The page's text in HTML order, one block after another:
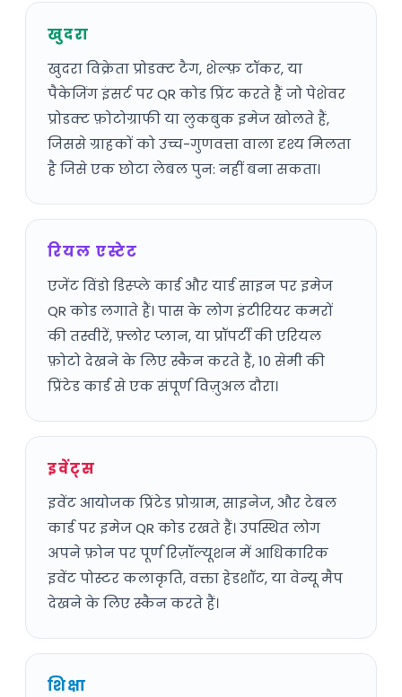
खुदरा
खुदरा विक्रेता प्रोडक्ट टैग, शेल्फ़ टॉकर, या
पैकेजिंग इंसर्ट पर QR कोड प्रिंट करते हैं जो पेशेवर
प्रोडक्ट फ़ोटोग्राफी या लुकबुक इमेज खोलते हैं,
जिससे ग्राहकों को उच्च-गुणवत्ता वाला दृश्य मिलता
है जिसे एक छोटा लेबल पुन: नहीं बना सकता।
रियल एस्टेट
एजेंट विंडो डिस्प्ले कार्ड और यार्ड साइन पर इमेज
QR कोड लगाते हैं। पास के लोग इंटीरियर कमरों
की तस्वीरें, फ़्लोर प्लान, या प्रॉपर्टी की एरियल
फ़ोटो देखने के लिए स्कैन करते हैं, 10 सेमी की
प्रिंटेड कार्ड से एक संपूर्ण विज़ुअल दौरा।
इवेंट्स
इवेंट आयोजक प्रिंटेड प्रोग्राम, साइनेज, और टेबल
कार्ड पर इमेज QR कोड रखते हैं। उपस्थित लोग
अपने फ़ोन पर पूर्ण रिज़ॉल्यूशन में आधिकारिक
इवेंट पोस्टर कलाकृति, वक्ता हेडशॉट, या वेन्यू मैप
देखने के लिए स्कैन करते हैं।
शिक्षा